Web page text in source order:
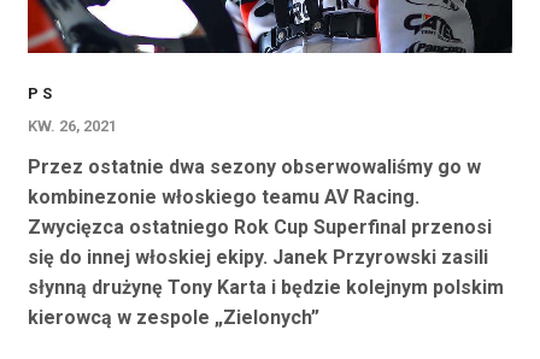
P S
KW. 26, 2021
Przez ostatnie dwa sezony obserwowaliśmy go w
kombinezonie włoskiego teamu AV Racing.
Zwycięzca ostatniego Rok Cup Superfinal przenosi
się do innej włoskiej ekipy. Janek Przyrowski zasili
słynną drużynę Tony Karta i będzie kolejnym polskim
kierowcą w zespole „Zielonych”